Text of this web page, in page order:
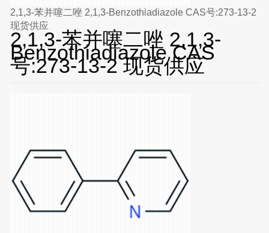
2,1,3-苯并噻二唑 2,1,3-Benzothiadiazole CAS号:273-13-2
现货供应
2,1,3-苯并噻二唑 2,1,3-
Benzothiadiazole CAS
号:273-13-2 现货供应